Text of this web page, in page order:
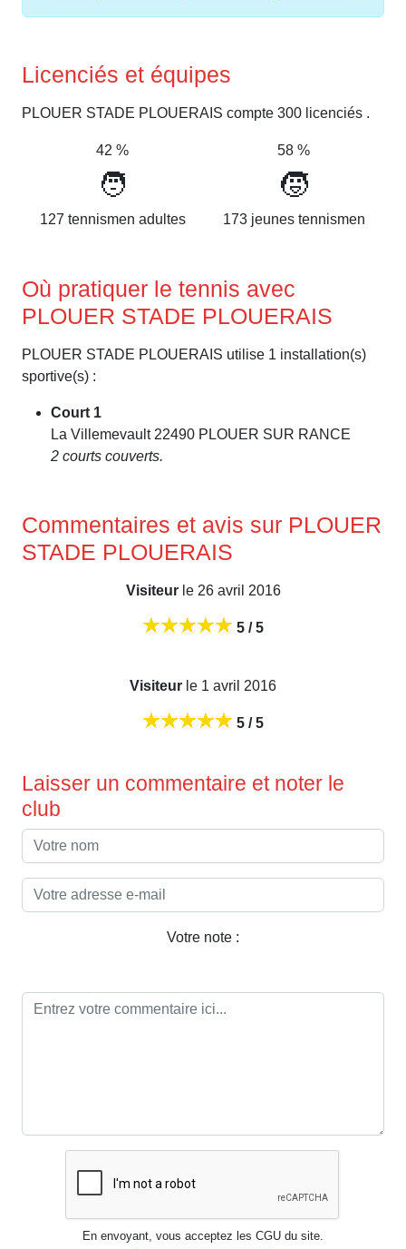
Licenciés et équipes
PLOUER STADE PLOUERAIS compte 300 licenciés .
42 % 58 %
🧑 🧒
127 tennismen adultes 173 jeunes tennismen
Où pratiquer le tennis avec
PLOUER STADE PLOUERAIS
PLOUER STADE PLOUERAIS utilise 1 installation(s)
sportive(s) :
Court 1
La Villemevault 22490 PLOUER SUR RANCE
2 courts couverts.
Commentaires et avis sur PLOUER
STADE PLOUERAIS
Visiteurle 26 avril 2016
5 / 5
Visiteur le 1 avril 2016
5 / 5
Laisser un commentaire et noter le
club
Votre note :
En envoyant, vous acceptez les CGU du site.